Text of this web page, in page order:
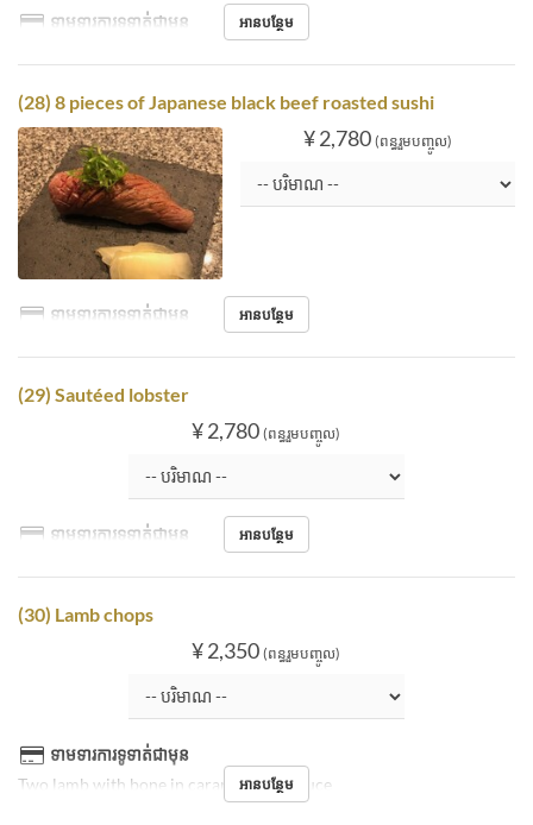
ទាមទារការទូទាត់ជាមុន អានបន្ថែម
(28) 8 pieces of Japanese black beef roasted sushi
¥ 2,780 (ពន្ធរួមបញ្ចូល)
ទាមទារការទូទាត់ជាមុន អានបន្ថែម
(29) Sautéed lobster
¥ 2,780 (ពន្ធរួមបញ្ចូល)
ទាមទារការទូទាត់ជាមុន អានបន្ថែម
(30) Lamb chops
¥ 2,350 (ពន្ធរួមបញ្ចូល)
ទាមទារការទូទាត់ជាមុន
Two lamb with bone in caramel miso sauce
អានបន្ថែម